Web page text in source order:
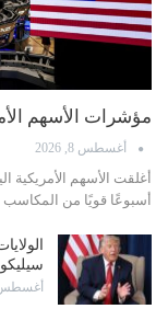
مؤشرات الأسهم
أغسطس 8, 2026
أغلقت الأسهم ‌الأمريكية
أسبوعًا قويًا من
أغسطس 7,